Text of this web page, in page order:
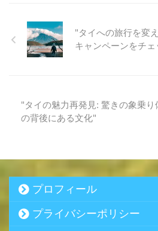
"タイへの旅行を変
キャンペーンをチ
"タイの魅力再発見: 驚きの象乗り
の背後にある文化"
プロフィール
プライバシーポリシー